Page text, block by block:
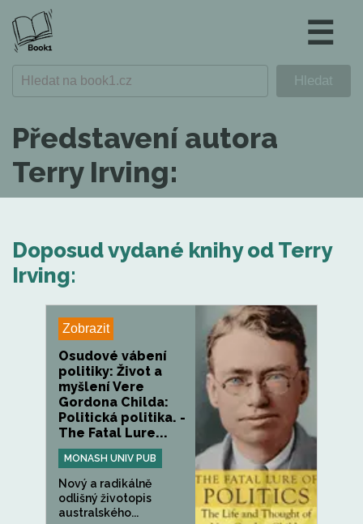
☰
Představení autora
Terry Irving:
Doposud vydané knihy od Terry
Irving:
Zobrazit
Osudové vábení
politiky: Život a
myšlení Vere
Gordona Childa:
Politická politika. -
The Fatal Lure...
MONASH UNIV PUB
Nový a radikálně
odlišný životopis
australského...